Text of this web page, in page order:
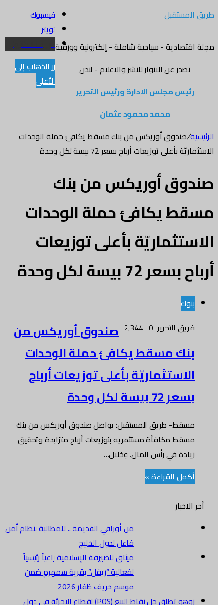
طريق المستقبل
مجلة اقتصادية - سياحية شاملة - إلكترونية وورقية
تصدر عن الانوار للنشر والاعلام - لندن
رئيس مجلس الادارة ورئيس التحرير
محمد محمود عثمان
الرئيسية/صندوق أوريكس من بنك مسقط يكافئ حملة الوحدات
الاستثماريّة بأعلى توزيعات أرباح بسعر 72 بيسة لكل وحدة
صندوق أوريكس من بنك
مسقط يكافئ حملة الوحدات
الاستثماريّة بأعلى توزيعات
أرباح بسعر 72 بيسة لكل وحدة
بنوك
فريق التحرير 0
صندوق أوريكس من
بنك مسقط يكافئ حملة الوحدات
الاستثماريّة بأعلى توزيعات أرباح
بسعر 72 بيسة لكل وحدة
مسقط- طريق المستقبل: يواصل صندوق أوريكس من بنك
مسقط مكافأة مستثمريه بتوزيعات أرباح متزايدة وتحقيق
زيادة في رأس المال. وخلال…
أكمل القراءة »
أخر الاخبار
من أوراقي القديمة .. للمطالبة بنظام أمن
فاعل لدول الخليج
ميثاق للصيرفة الإسلامية راعياً رئيسياً
لفعالية “ريفل” بقرية سمهرم ضمن
موسم خريف ظفار 2026
زوهو تطلق حل نقاط البيع (POS) لقطاع التجزئة في دول
فيسبوك
تويتر
البريد الالكتروني
زر الذهاب إلى
الأعلى